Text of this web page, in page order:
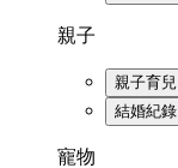
親子
親子育兒
結婚紀錄
寵物